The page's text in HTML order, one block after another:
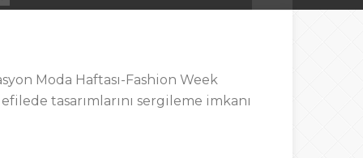
Moda Haftası-Fashion Week
tasarımlarını sergileme imkanı